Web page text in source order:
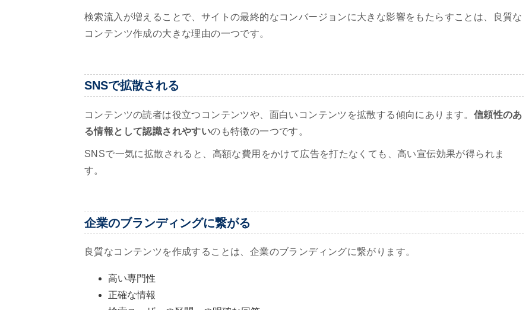
検索流入が増えることで、サイトの最終的なコンバージョンに大きな影響をもたらすことは、良質な
コンテンツ作成の大きな理由の一つです。
SNSで拡散される
コンテンツの読者は役立つコンテンツや、面白いコンテンツを拡散する傾向にあります。 信頼性のあ
る情報として認識されやすいのも特徴の一つです。
SNSで一気に拡散されると、高額な費用をかけて広告を打たなくても、高い宣伝効果が得られま
す。
企業のブランディングに繋がる
良質なコンテンツを作成することは、企業のブランディングに繋がります。
高い専門性
正確な情報